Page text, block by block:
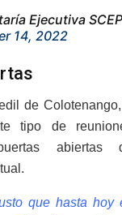
Ejecutiva
14, 2022
de
tipo de
abiertas
que hasta hoy